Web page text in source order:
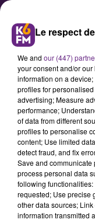
Baisse
Attention
prévient
En raison
sévire
d'or,
Le respect
We and our (447)
your consent and/or
information on a
profiles for
advertising; Measure
performance;
of data from different
profiles to personalise
content; Use limited
detect fraud, and fix
Save and
process personal data
following
requested; Use precise
other data sources;
information transmitted